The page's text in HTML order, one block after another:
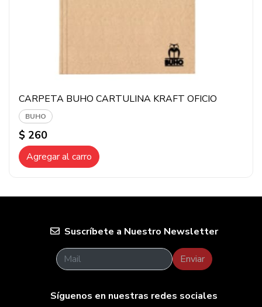
CARPETA BUHO CARTULINA KRAFT OFICIO
BUHO
$ 260
Agregar al carro
Suscríbete a Nuestro Newsletter
Enviar
Síguenos en nuestras redes sociales